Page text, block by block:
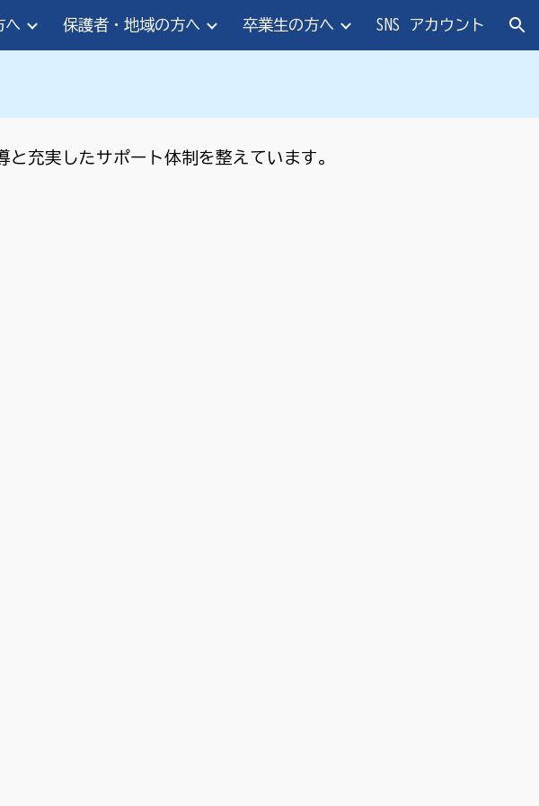
Skip to navigation
へ 保護者・地域の方へ 卒業生の方へ SNS アカウント
充実したサポート体制を整えています。